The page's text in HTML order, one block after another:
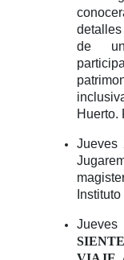
detalles
de
Huerto.
Jueves